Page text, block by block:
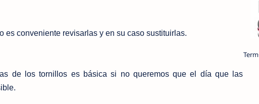
es conveniente revisarlas y en su caso sustituirlas.
de los tornillos es básica si no queremos que el día que las
Term